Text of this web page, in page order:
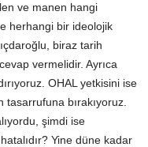
ve manen hangi
herhangi bir ideolojik
biraz tarih
vermelidir. Ayrıca
OHAL yetkisini ise
tasarrufuna bırakıyoruz.
şimdi ise
Yine düne kadar